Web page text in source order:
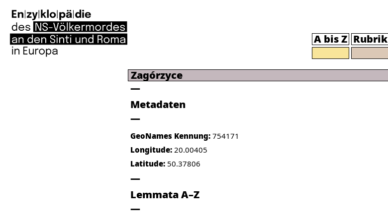
A bis Z Rubrik
Zagórzyce
Metadaten
GeoNames Kennung: 754171
Longitude: 20.00405
Latitude: 50.37806
Lemmata A–Z